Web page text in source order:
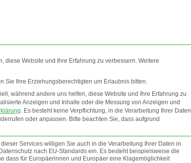
JOBS AGB
FOTOS
Website und Ihre Erfahrung zu verbessern. Weitere
Sie Ihre Erziehungsberechtigten um Erlaubnis bitten.
während andere uns helfen, diese Website und Ihre Erfahrung zu
Anzeigen und Inhalte oder die Messung von Anzeigen und
. Es besteht keine Verpflichtung, in die Verarbeitung Ihrer Daten
oder anpassen. Bitte beachten Sie, dass aufgrund
Services willigen Sie auch in die Verarbeitung Ihrer Daten in
nach EU-Standards ein. Es besteht beispielsweise die
dass für Europäerinnen und Europäer eine Klagemöglichkeit